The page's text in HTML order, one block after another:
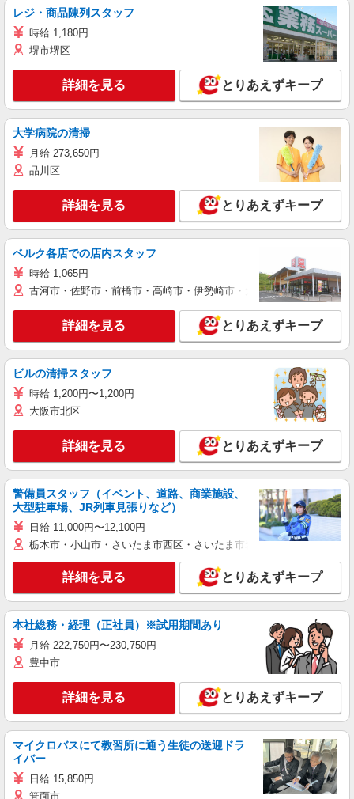
レジ・商品陳列スタッフ
時給 1,180円
堺市堺区
詳細を見る とりあえずキープ
大学病院の清掃
月給 273,650円
品川区
詳細を見る とりあえずキープ
ベルク各店での店内スタッフ
時給 1,065円
古河市・佐野市・前橋市・高崎市・伊勢崎市・太田市・館林市・藤
詳細を見る とりあえずキープ
ビルの清掃スタッフ
時給 1,200円〜1,200円
大阪市北区
詳細を見る とりあえずキープ
警備員スタッフ（イベント、道路、商業施設、
大型駐車場、JR列車見張りなど）
日給 11,000円〜12,100円
栃木市・小山市・さいたま市西区・さいたま市岩槻区・久喜市・蓮田
詳細を見る とりあえずキープ
本社総務・経理（正社員）※試用期間あり
月給 222,750円〜230,750円
豊中市
詳細を見る とりあえずキープ
マイクロバスにて教習所に通う生徒の送迎ドラ
イバー
日給 15,850円
箕面市